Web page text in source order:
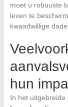
moet u robuuste
leven te
kwaadwillige
hun
In het uitgebreide